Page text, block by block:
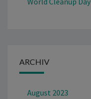
ARCHIV
August 2023